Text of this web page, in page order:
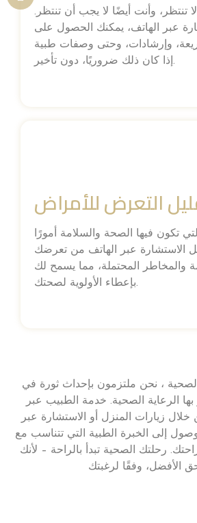
تنتظر، وأنت أيضًا لا يجب أن تنتظر.
عبر الهاتف، يمكنك الحصول على
وإرشادات، وحتى وصفات طبية
إذا كان ذلك ضروريًا، دون تأخير.
التعرض للأمراض
تكون فيها الصحة والسلامة أمورًا
الاستشارة عبر الهاتف من تعرضك
والمخاطر المحتملة، مما يسمح لك
بإعطاء الأولوية لصحتك.
، نحن ملتزمون بإحداث ثورة في
بها الرعاية الصحية. خدمة الطبيب عبر
زيارات المنزل أو الاستشارة عبر
إلى الخبرة الطبية التي تتناسب مع
رحلتك الصحية تبدأ بالراحة – لأنك